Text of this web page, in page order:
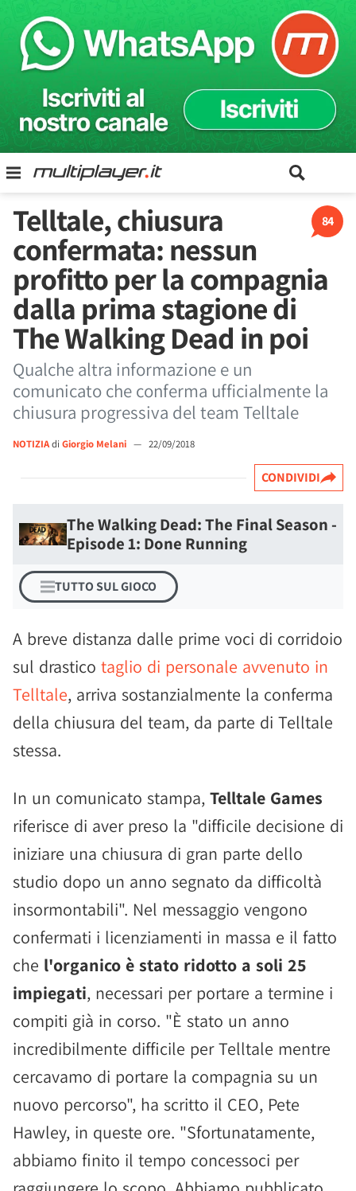
84
Telltale, chiusura
confermata: nessun
profitto per la compagnia
dalla prima stagione di
The Walking Dead in poi
Qualche altra informazione e un
comunicato che conferma ufficialmente la
chiusura progressiva del team Telltale
NOTIZIAdi Giorgio Melani — 22/09/2018
CONDIVIDI
The Walking Dead: The Final Season -
Episode 1: Done Running
TUTTO SUL GIOCO
A breve distanza dalle prime voci di corridoio
sul drastico taglio di personale avvenuto in
Telltale, arriva sostanzialmente la conferma
della chiusura del team, da parte di Telltale
stessa.
In un comunicato stampa, Telltale Games
riferisce di aver preso la "difficile decisione di
iniziare una chiusura di gran parte dello
studio dopo un anno segnato da difficoltà
insormontabili". Nel messaggio vengono
confermati i licenziamenti in massa e il fatto
che l'organico è stato ridotto a soli 25
impiegati, necessari per portare a termine i
compiti già in corso. "È stato un anno
incredibilmente difficile per Telltale mentre
cercavamo di portare la compagnia su un
nuovo percorso", ha scritto il CEO, Pete
Hawley, in queste ore. "Sfortunatamente,
abbiamo finito il tempo concessoci per